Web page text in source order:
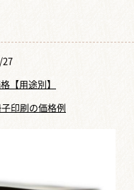
27
【用途別】
印刷の価格例